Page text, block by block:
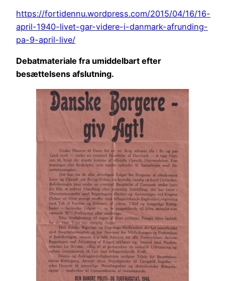
https://fortidennu.wordpress.com/2015/04/16/16-
april-1940-livet-gar-videre-i-danmark-afrunding-
pa-9-april-live/
Debatmateriale fra umiddelbart efter
besættelsens afslutning.